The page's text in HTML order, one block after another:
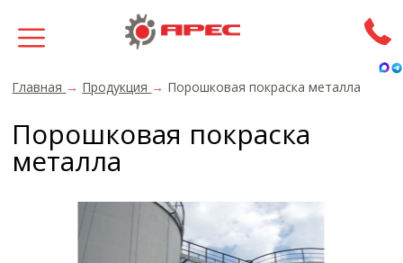
Главная → Продукция → Порошковая покраска металла
Порошковая покраска
металла